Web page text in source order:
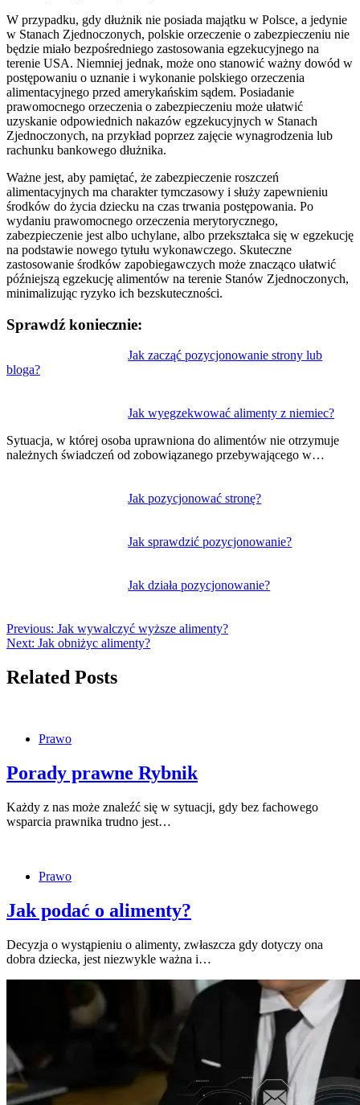
W przypadku, gdy dłużnik nie posiada majątku w Polsce, a jedynie
w Stanach Zjednoczonych, polskie orzeczenie o zabezpieczeniu nie
będzie miało bezpośredniego zastosowania egzekucyjnego na
terenie USA. Niemniej jednak, może ono stanowić ważny dowód w
postępowaniu o uznanie i wykonanie polskiego orzeczenia
alimentacyjnego przed amerykańskim sądem. Posiadanie
prawomocnego orzeczenia o zabezpieczeniu może ułatwić
uzyskanie odpowiednich nakazów egzekucyjnych w Stanach
Zjednoczonych, na przykład poprzez zajęcie wynagrodzenia lub
rachunku bankowego dłużnika.
Ważne jest, aby pamiętać, że zabezpieczenie roszczeń
alimentacyjnych ma charakter tymczasowy i służy zapewnieniu
środków do życia dziecku na czas trwania postępowania. Po
wydaniu prawomocnego orzeczenia merytorycznego,
zabezpieczenie jest albo uchylane, albo przekształca się w egzekucję
na podstawie nowego tytułu wykonawczego. Skuteczne
zastosowanie środków zapobiegawczych może znacząco ułatwić
późniejszą egzekucję alimentów na terenie Stanów Zjednoczonych,
minimalizując ryzyko ich bezskuteczności.
Sprawdź koniecznie:
Jak zacząć pozycjonowanie strony lub
bloga?
Jak wyegzekwować alimenty z niemiec?
Sytuacja, w której osoba uprawniona do alimentów nie otrzymuje
należnych świadczeń od zobowiązanego przebywającego w…
Jak pozycjonować stronę?
Jak sprawdzić pozycjonowanie?
Jak działa pozycjonowanie?
wpisu
Previous: Jak wywalczyć wyższe alimenty?
Next: Jak obniżyc alimenty?
Related Posts
Prawo
Porady prawne Rybnik
Każdy z nas może znaleźć się w sytuacji, gdy bez fachowego
wsparcia prawnika trudno jest…
Prawo
Jak podać o alimenty?
Decyzja o wystąpieniu o alimenty, zwłaszcza gdy dotyczy ona
dobra dziecka, jest niezwykle ważna i…